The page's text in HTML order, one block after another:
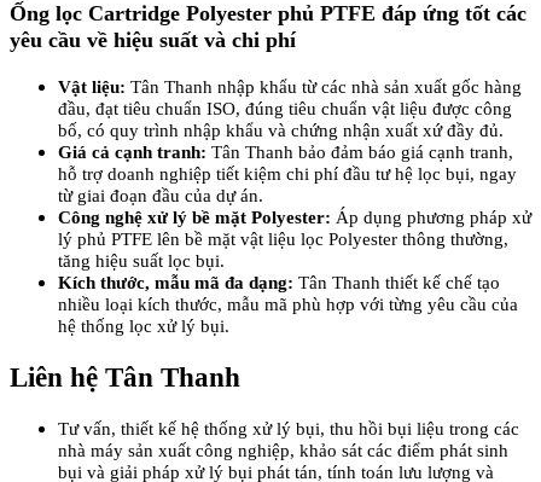
Ống lọc Cartridge Polyester phủ PTFE đáp ứng tốt các
yêu cầu về hiệu suất và chi phí
Vật liệu: Tân Thanh nhập khẩu từ các nhà sản xuất gốc hàng
đầu, đạt tiêu chuẩn ISO, đúng tiêu chuẩn vật liệu được công
bố, có quy trình nhập khẩu và chứng nhận xuất xứ đầy đủ.
Giá cả cạnh tranh: Tân Thanh bảo đảm báo giá cạnh tranh,
hỗ trợ doanh nghiệp tiết kiệm chi phí đầu tư hệ lọc bụi, ngay
từ giai đoạn đầu của dự án.
Công nghệ xử lý bề mặt Polyester: Áp dụng phương pháp xử
lý phủ PTFE lên bề mặt vật liệu lọc Polyester thông thường,
tăng hiệu suất lọc bụi.
Kích thước, mẫu mã đa dạng: Tân Thanh thiết kế chế tạo
nhiều loại kích thước, mẫu mã phù hợp với từng yêu cầu của
hệ thống lọc xử lý bụi.
Liên hệ Tân Thanh
Tư vấn, thiết kế hệ thống xử lý bụi, thu hồi bụi liệu trong các
nhà máy sản xuất công nghiệp, khảo sát các điểm phát sinh
bụi và giải pháp xử lý bụi phát tán, tính toán lưu lượng và